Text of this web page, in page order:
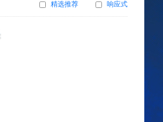
响应式
精选推荐